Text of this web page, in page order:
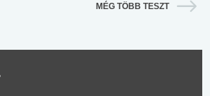
MÉG TÖBB TESZT